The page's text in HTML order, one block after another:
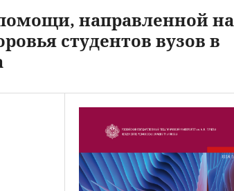
направленной на
студентов вузов в